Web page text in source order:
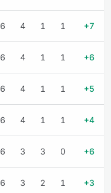
6 4 1 1 +7
6 4 1 1 +6
6 4 1 1 +5
6 4 1 1 +4
6 3 3 0 +6
6 3 2 1 +3